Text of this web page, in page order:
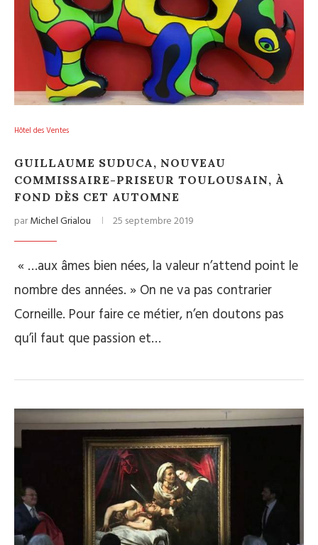
Hôtel des Ventes
GUILLAUME SUDUCA, NOUVEAU
COMMISSAIRE-PRISEUR TOULOUSAIN, À
FOND DÈS CET AUTOMNE
parMichel Grialou 25 septembre 2019
« …aux âmes bien nées, la valeur n’attend point le
nombre des années. » On ne va pas contrarier
Corneille. Pour faire ce métier, n’en doutons pas
qu’il faut que passion et…